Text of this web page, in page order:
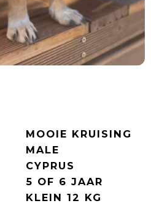
MOOIE KRUISING
MALE
CYPRUS
5 OF 6 JAAR
KLEIN 12 KG